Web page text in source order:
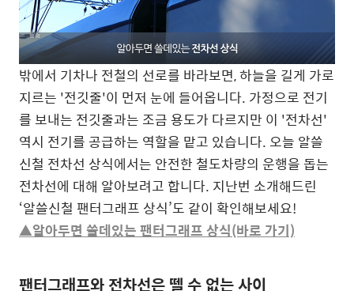
밖에서 기차나 전철의 선로를 바라보면, 하늘을 길게 가로
지르는 '전깃줄'이 먼저 눈에 들어옵니다. 가정으로 전기
를 보내는 전깃줄과는 조금 용도가 다르지만 이 '전차선'
역시 전기를 공급하는 역할을 맡고 있습니다. 오늘 알쓸
신철 전차선 상식에서는 안전한 철도차량의 운행을 돕는
전차선에 대해 알아보려고 합니다. 지난번 소개해드린
‘알쓸신철 팬터그래프 상식’도 같이 확인해보세요!
▲알아두면 쓸데있는 팬터그래프 상식(바로 가기)
팬터그래프와 전차선은 뗄 수 없는 사이